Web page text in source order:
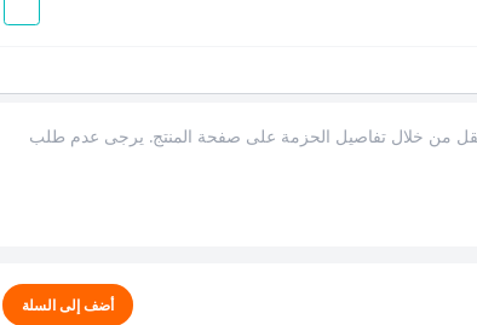
من خلال تفاصيل الحزمة على صفحة المنتج. يرجى عدم طلب
أضف إلى السلة